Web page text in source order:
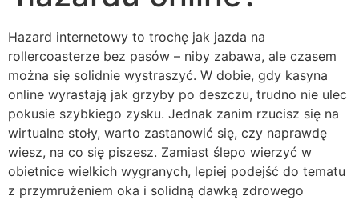
Hazard internetowy to trochę jak jazda na
rollercoasterze bez pasów – niby zabawa, ale czasem
można się solidnie wystraszyć. W dobie, gdy kasyna
online wyrastają jak grzyby po deszczu, trudno nie ulec
pokusie szybkiego zysku. Jednak zanim rzucisz się na
wirtualne stoły, warto zastanowić się, czy naprawdę
wiesz, na co się piszesz. Zamiast ślepo wierzyć w
obietnice wielkich wygranych, lepiej podejść do tematu
z przymrużeniem oka i solidną dawką zdrowego